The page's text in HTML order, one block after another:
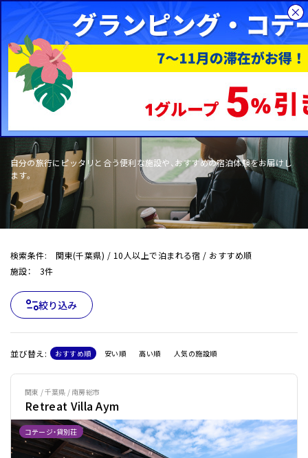
総合旅行サイトHIS
自分の旅行にピッタリと合う便利な施設や、おすすめの宿泊体験をお届けし
ます。
検索条件: 関東(千葉県) / 10人以上で泊まれる宿 / おすすめ順
施設： 3件
絞り込み
並び替え: おすすめ順 安い順 高い順 人気の施設順
コテージ・貸別荘
関東 / 千葉県 / 南房総市
Retreat Villa Aym